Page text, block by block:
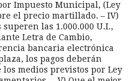
Impuesto Municipal, (Ley
el precio martillado. – IV)
las 1.000.000 U.I.,
Letra de Cambio,
bancaria electrónica
los pagos deberán
medios previstos por Ley